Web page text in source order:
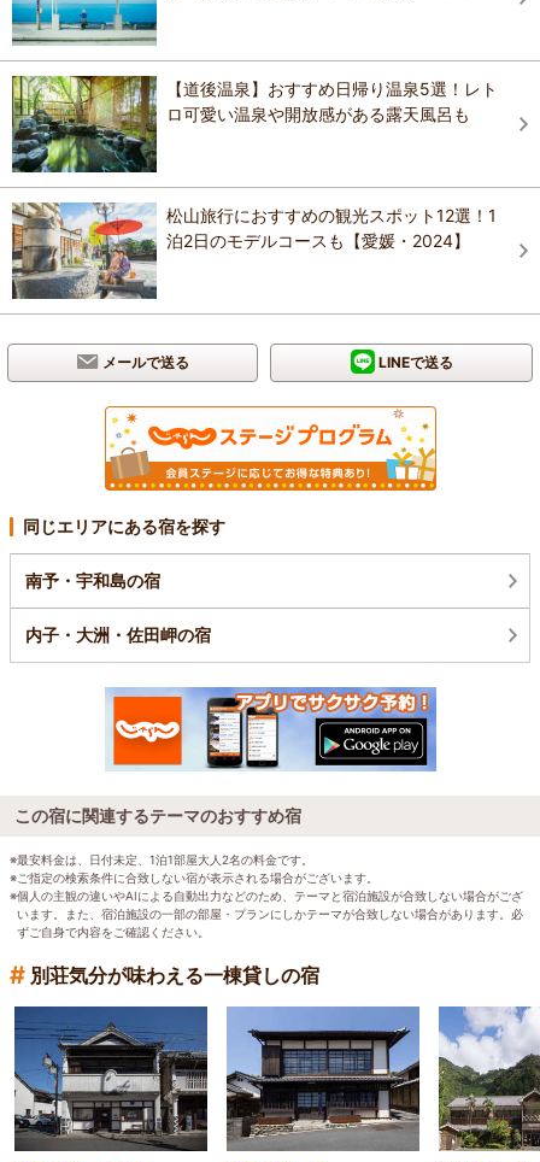
【道後温泉】おすすめ日帰り温泉5選！レト
ロ可愛い温泉や開放感がある露天風呂も
松山旅行におすすめの観光スポット12選！1
泊2日のモデルコースも【愛媛・2024】
メールで送る LINEで送る
同じエリアにある宿を探す
南予・宇和島の宿
内子・大洲・佐田岬の宿
この宿に関連するテーマのおすすめ宿
※最安料金は、日付未定、1泊1部屋大人2名の料金です。
※ご指定の検索条件に合致しない宿が表示される場合がございます。
※個人の主観の違いやAIによる自動出力などのため、テーマと宿泊施設が合致しない場合がござ
います。また、宿泊施設の一部の部屋・プランにしかテーマが合致しない場合があります。必
ずご自身で内容をご確認ください。
# 別荘気分が味わえる一棟貸しの宿